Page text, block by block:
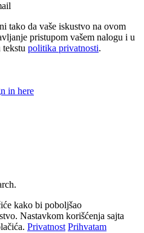
tako da vaše iskustvo na ovom
pristupom vašem nalogu i u
tekstu politika privatnosti.
in here
kako bi poboljšao
Nastavkom korišćenja sajta
Privatnost Prihvatam